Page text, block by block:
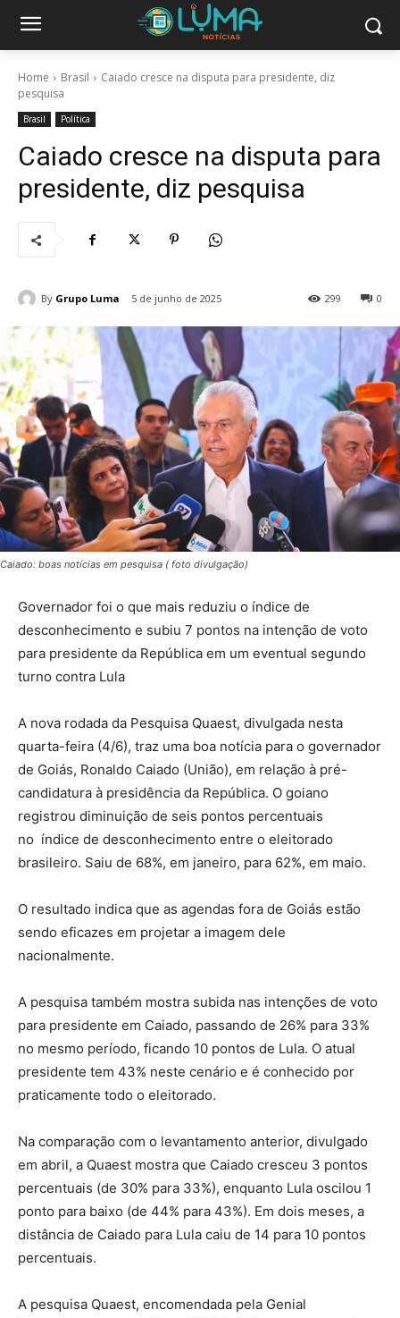
Home Brasil
Caiado cresce na disputa para presidente, diz
pesquisa
Brasil Política
Caiado cresce na disputa para
presidente, diz pesquisa
By Grupo Luma 5 de junho de 2025 0
299
Caiado: boas notícias em pesquisa ( foto divulgação)
Governador foi o que mais reduziu o índice de
desconhecimento e subiu 7 pontos na intenção de voto
para presidente da República em um eventual segundo
turno contra Lula
A nova rodada da Pesquisa Quaest, divulgada nesta
quarta-feira (4/6), traz uma boa notícia para o governador
de Goiás, Ronaldo Caiado (União), em relação à pré-
candidatura à presidência da República. O goiano
registrou diminuição de seis pontos percentuais
no índice de desconhecimento entre o eleitorado
brasileiro. Saiu de 68%, em janeiro, para 62%, em maio.
O resultado indica que as agendas fora de Goiás estão
sendo eficazes em projetar a imagem dele
nacionalmente.
A pesquisa também mostra subida nas intenções de voto
para presidente em Caiado, passando de 26% para 33%
no mesmo período, ficando 10 pontos de Lula. O atual
presidente tem 43% neste cenário e é conhecido por
praticamente todo o eleitorado.
Na comparação com o levantamento anterior, divulgado
em abril, a Quaest mostra que Caiado cresceu 3 pontos
percentuais (de 30% para 33%), enquanto Lula oscilou 1
ponto para baixo (de 44% para 43%). Em dois meses, a
distância de Caiado para Lula caiu de 14 para 10 pontos
percentuais.
A pesquisa Quaest, encomendada pela Genial